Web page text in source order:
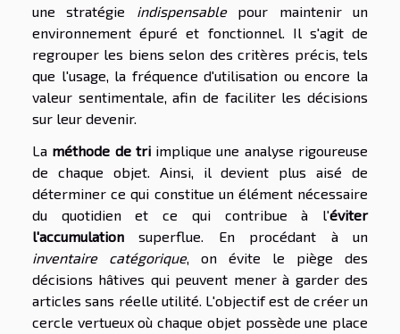
une stratégie indispensablepour maintenir un
environnement épuré et fonctionnel. Il s'agit de
regrouper les biens selon des critères précis, tels
que l'usage, la fréquence d'utilisation ou encore la
valeur sentimentale, afin de faciliter les décisions
sur leur devenir.
La méthode de triimplique une analyse rigoureuse
de chaque objet. Ainsi, il devient plus aisé de
déterminer ce qui constitue un élément nécessaire
du quotidien et ce qui contribue à l'éviter
l'accumulation superflue. En procédant à un
inventaire catégorique, on évite le piège des
décisions hâtives qui peuvent mener à garder des
articles sans réelle utilité. L'objectif est de créer un
cercle vertueux où chaque objet possède une place